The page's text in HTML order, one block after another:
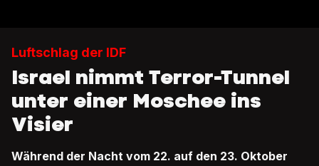
Luftschlag der IDF
Israel nimmt Terror-Tunnel
unter einer Moschee ins
Visier
Während der Nacht vom 22. auf den 23. Oktober